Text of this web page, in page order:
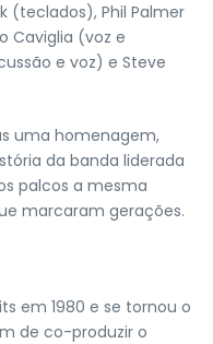
(teclados), Phil Palmer
Caviglia (voz e
e voz) e Steve
uma homenagem,
da banda liderada
palcos a mesma
marcaram gerações.
em 1980 e se tornou o
de co-produzir o